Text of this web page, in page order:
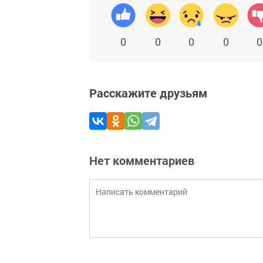
0 0 0 0 0
Расскажите друзьям
Нет комментариев